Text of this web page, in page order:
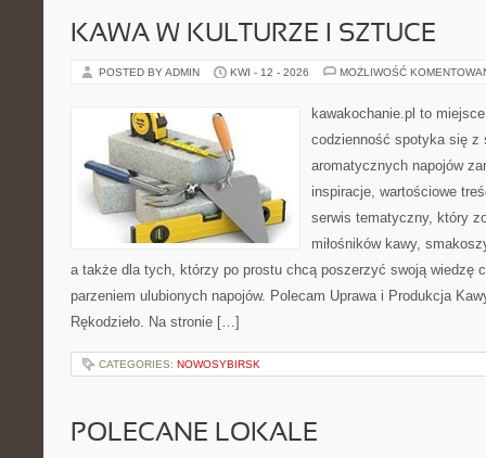
KAWA W KULTURZE I SZTUCE
POSTED BY ADMIN KWI - 12 - 2026 MOŻLIWOŚĆ
kawakochanie.pl to
codzienność spotyka się z
aromatycznych napojów
inspiracje, wartościowe
serwis tematyczny, który
miłośników kawy,
a także dla tych, którzy po prostu chcą poszerzyć swoją wiedzę
parzeniem ulubionych napojów. Polecam Uprawa i Produkcja
Rękodzieło. Na stronie […]
CATEGORIES: NOWOSYBIRSK
POLECANE LOKALE